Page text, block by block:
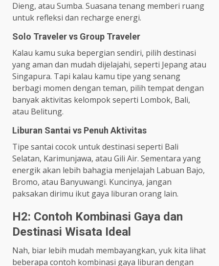
Dieng, atau Sumba. Suasana tenang memberi ruang
untuk refleksi dan recharge energi.
Solo Traveler vs Group Traveler
Kalau kamu suka bepergian sendiri, pilih destinasi
yang aman dan mudah dijelajahi, seperti Jepang atau
Singapura. Tapi kalau kamu tipe yang senang
berbagi momen dengan teman, pilih tempat dengan
banyak aktivitas kelompok seperti Lombok, Bali,
atau Belitung.
Liburan Santai vs Penuh Aktivitas
Tipe santai cocok untuk destinasi seperti Bali
Selatan, Karimunjawa, atau Gili Air. Sementara yang
energik akan lebih bahagia menjelajah Labuan Bajo,
Bromo, atau Banyuwangi. Kuncinya, jangan
paksakan dirimu ikut gaya liburan orang lain.
H2: Contoh Kombinasi Gaya dan
Destinasi Wisata Ideal
Nah, biar lebih mudah membayangkan, yuk kita lihat
beberapa contoh kombinasi gaya liburan dengan